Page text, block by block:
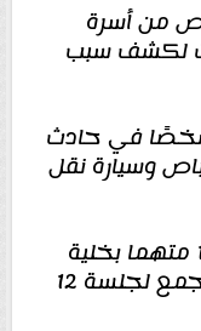
من أسرة
لكشف سبب
17 شخصًا في حادث
وسيارة نقل
تأجيل محاكمة 12 متهما بخلية
اللجان الإدارية بالتجمع لجلسة 12